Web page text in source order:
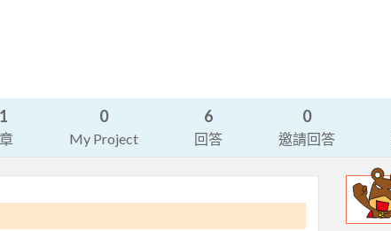
0
My Project
6
回答
0
邀請回答